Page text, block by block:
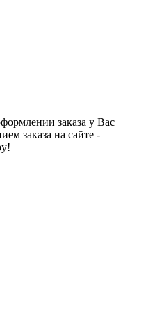
заказа у Вас
заказа на сайте -